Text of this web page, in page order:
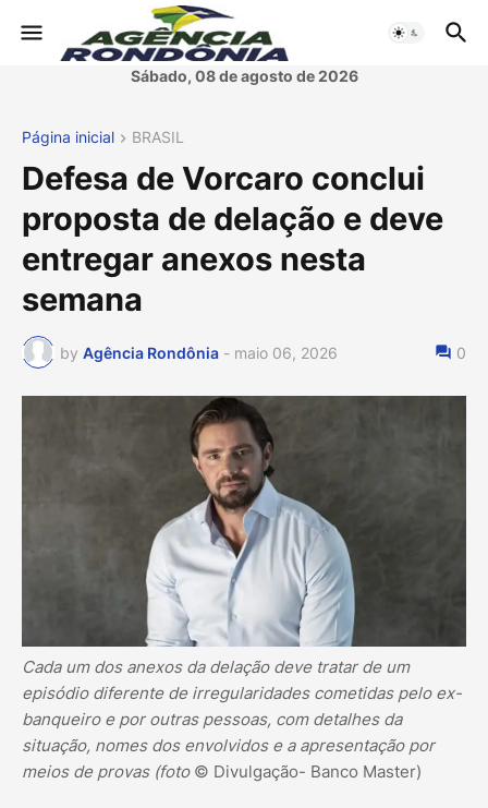
Sábado, 08 de agosto de 2026
Página inicial BRASIL
Defesa de Vorcaro conclui
proposta de delação e deve
entregar anexos nesta
semana
by Agência Rondônia - maio 06, 2026 0
Cada um dos anexos da delação deve tratar de um
episódio diferente de irregularidades cometidas pelo ex-
banqueiro e por outras pessoas, com detalhes da
situação, nomes dos envolvidos e a apresentação por
meios de provas (foto © Divulgação- Banco Master)